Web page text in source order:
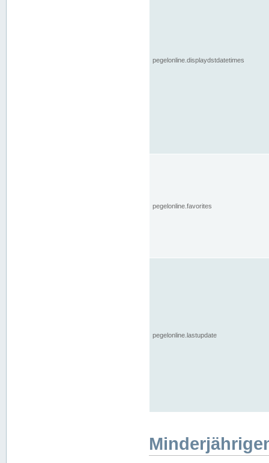
pegelonline.displaydstdatetimes
pegelonline.favorites
pegelonline.lastupdate